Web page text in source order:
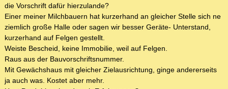
die Vorschrift dafür hierzulande?
Einer meiner Milchbauern hat kurzerhand an gleicher Stelle sich ne
ziemlich große Halle oder sagen wir besser Geräte- Unterstand,
kurzerhand auf Felgen gestellt.
Weiste Bescheid, keine Immobilie, weil auf Felgen.
Raus aus der Bauvorschriftsnummer.
Mit Gewächshaus mit gleicher Zielausrichtung, ginge andererseits
ja auch was. Kostet aber mehr.